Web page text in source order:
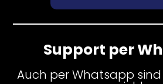
Support per
Auch per Whatsapp sind